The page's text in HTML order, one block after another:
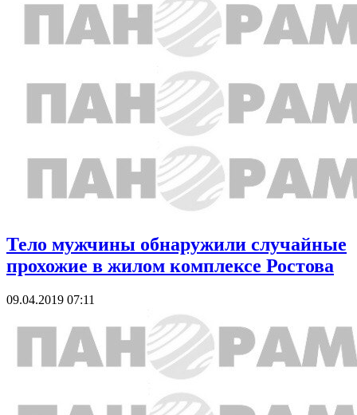
Тело мужчины обнаружили случайные
прохожие в жилом комплексе Ростова
09.04.2019 07:11